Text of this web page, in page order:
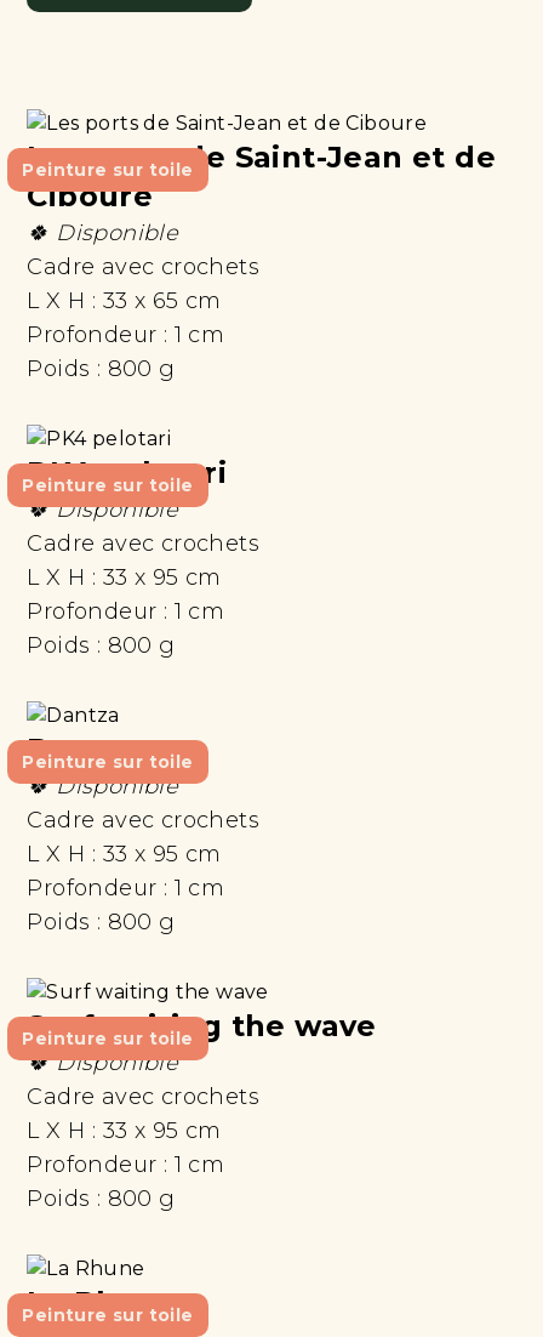
Peinture sur toile
Les ports de Saint-Jean et de
Ciboure
🍀 Disponible
Cadre avec crochets
L X H : 33 x 65 cm
Profondeur : 1 cm
Poids : 800 g
Peinture sur toile
PK4 pelotari
🍀 Disponible
Cadre avec crochets
L X H : 33 x 95 cm
Profondeur : 1 cm
Poids : 800 g
Peinture sur toile
Dantza
🍀 Disponible
Cadre avec crochets
L X H : 33 x 95 cm
Profondeur : 1 cm
Poids : 800 g
Peinture sur toile
Surf waiting the wave
🍀 Disponible
Cadre avec crochets
L X H : 33 x 95 cm
Profondeur : 1 cm
Poids : 800 g
Peinture sur toile
La Rhune